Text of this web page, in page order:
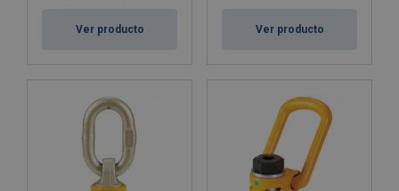
Ver producto Ver producto